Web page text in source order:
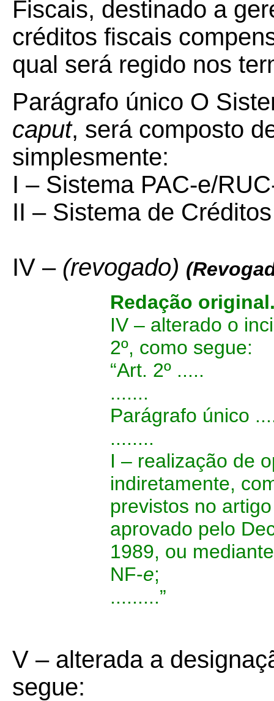
Fiscais, destinado a
créditos fiscais
qual será regido nos
Parágrafo único O
caput, será composto
simplesmente:
I – Sistema PAC-e/
II – Sistema de
IV – (revogado)
Redação
IV – alterado o
2º, como segue:
“Art. 2º .....
.......
Parágrafo único
........
I – realização de
indiretamente,
previstos no
aprovado pelo
1989, ou
NF-e;
.........”
V – alterada a
segue: